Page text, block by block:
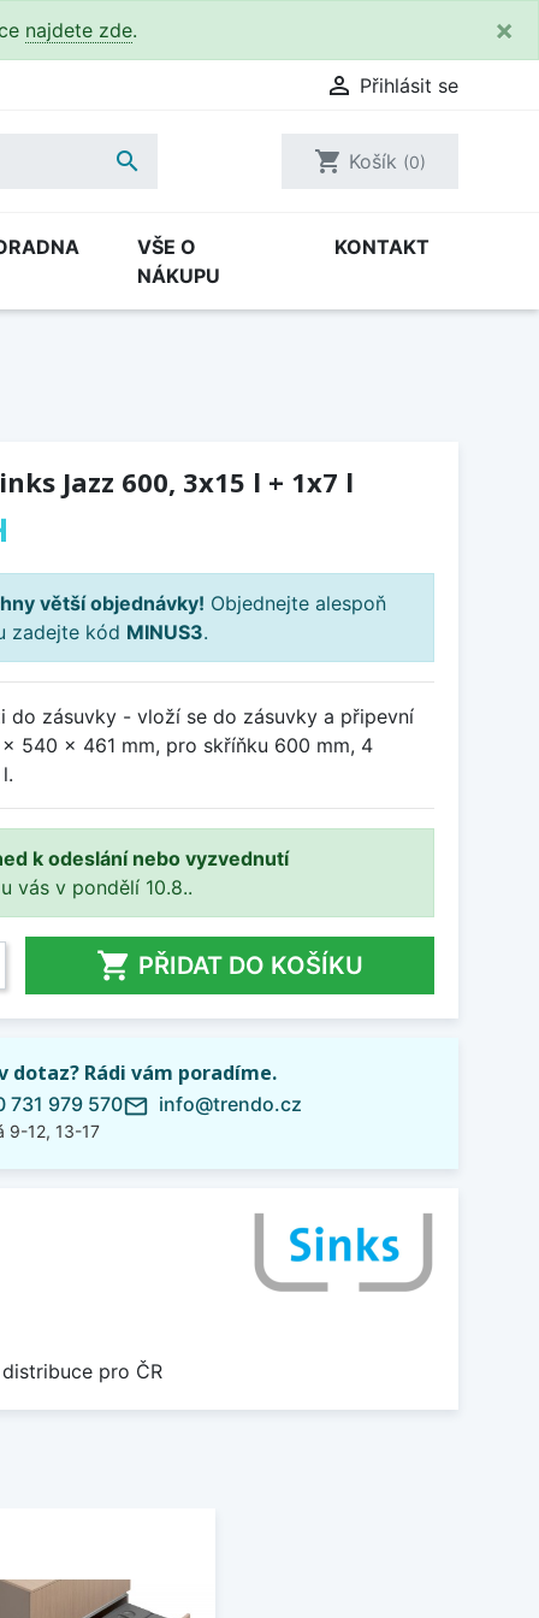
najdete zde. ×
 Přihlásit se
 shopping_cart Košík (0)
VŠE O
NÁKUPU
KONTAKT
Jazz 600, 3x15 l + 1x7 l
větší objednávky! Objednejte alespoň
zadejte kód MINUS3.
do zásuvky - vloží se do zásuvky a připevní
540 x 461 mm, pro skříňku 600 mm, 4
k odeslání nebo vyzvednutí
vás v pondělí 10.8..
 PŘIDAT DO KOŠÍKU
dotaz? Rádi vám poradíme.
731 979 570
9-12, 13-17
mail_outline info@trendo.cz
pro ČR